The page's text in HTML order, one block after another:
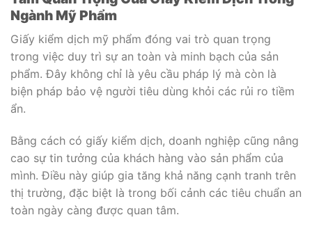
Ngành Mỹ Phẩm
Giấy kiểm dịch mỹ phẩm đóng vai trò quan trọng
trong việc duy trì sự an toàn và minh bạch của sản
phẩm. Đây không chỉ là yêu cầu pháp lý mà còn là
biện pháp bảo vệ người tiêu dùng khỏi các rủi ro tiềm
ẩn.
Bằng cách có giấy kiểm dịch, doanh nghiệp cũng nâng
cao sự tin tưởng của khách hàng vào sản phẩm của
mình. Điều này giúp gia tăng khả năng cạnh tranh trên
thị trường, đặc biệt là trong bối cảnh các tiêu chuẩn an
toàn ngày càng được quan tâm.